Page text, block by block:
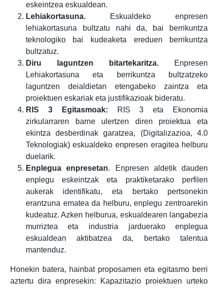
eskeintzea eskualdean.
Lehiakortasuna.Eskualdeko enpresen
lehiakortasuna bultzatu nahi da, bai berrikuntza
teknologiko bai kudeaketa ereduen berrikuntza
bultzatuz.
Diru laguntzen bitartekaritza. Enpresen
Lehiakortasuna eta berrikuntza bultzatzeko
laguntzen deialdietan etengabeko zaintza eta
proiektuen eskariak eta justifikazioak bideratu.
RIS 3 Egitasmoak: RIS 3 eta Ekonomia
zirkularraren barne ulertzen diren proiektua eta
ekintza desberdinak garatzea, (Digitalizazioa, 4.0
Teknologiak) eskualdeko enpresen eragitea helburu
duelarik.
Enplegua enpresetan. Enpresen aldetik dauden
enplegu eskeintzak eta praktiketarako perfilen
aukerak identifikatu, eta bertako pertsonekin
erantzuna ematea da helburu, enplegu zentroarekin
kudeatuz. Azken helburua, eskualdearen langabezia
murriztea eta industria jarduerako enplegua
eskualdean aktibatzea da, bertako talentua
mantenduz.
Honekin batera, hainbat proposamen eta egitasmo berri
aztertu dira enpresekin: Kapazitazio proiektuen urteko